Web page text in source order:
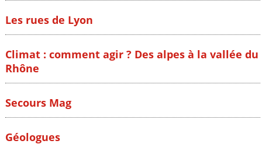
Les rues de Lyon
Climat : comment agir ? Des alpes à la vallée du
Rhône
Secours Mag
Géologues